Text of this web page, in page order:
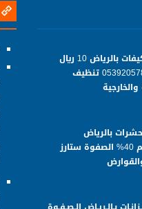
شركة تنظيف مكيفات بالرياض 10 ريال
غسيل المكيف0539205789 تنظيف
بالرياض
0539205789 خصم 40% الصفوة ستارز